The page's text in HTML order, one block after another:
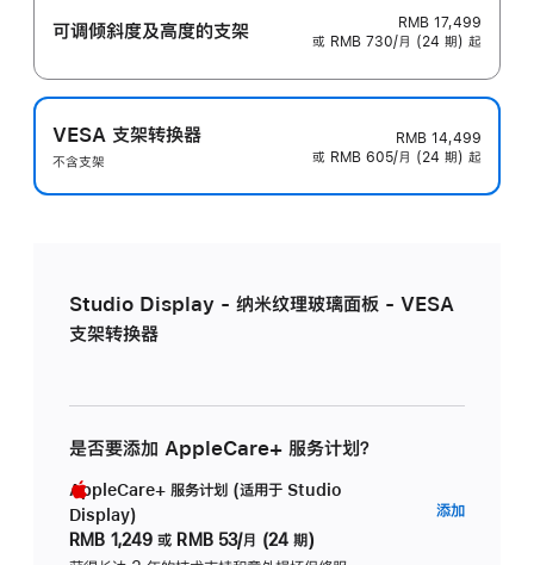
可调倾斜度及高‍度的支‍架
RMB 17,499
或 RMB 730/月 (24 期) 起
VESA 支架转换器
不含支架
RMB 14,499
或 RMB 605/月 (24 期) 起
Studio Display - 纳米纹理玻璃面板 - VESA
支架转换器
是否要添加 AppleCare+ 服务计划？
AppleCare+ 服务计划 (适用于 Studio
Display)
RMB 1,249 或 RMB 53/月 (24 期)
添加